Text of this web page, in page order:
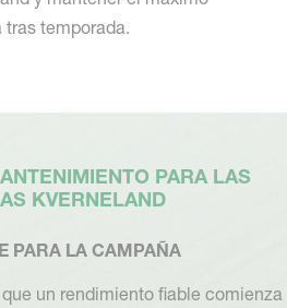
temporada.
PARA LAS
KVERNELAND
PARA LA CAMPAÑA
un rendimiento fiable comienza